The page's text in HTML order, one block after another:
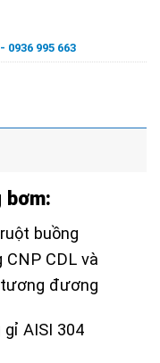
0936 995 663
buồng
CDL và
đương
AISI 304